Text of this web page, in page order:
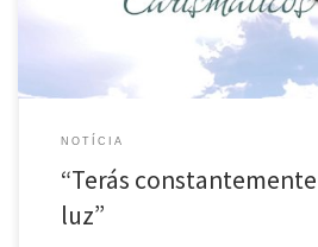
NOTÍCIA
“Terás
luz”